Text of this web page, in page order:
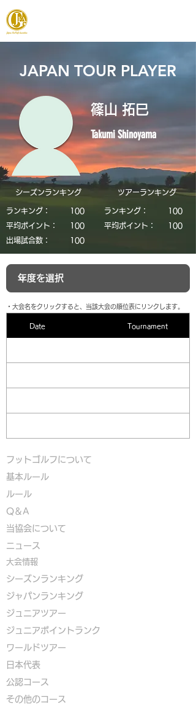
JAPAN TOUR PLAYER
篠山 拓巳
Takumi Shinoyama
シーズンランキング
ランキング：
​100
平均ポイント：
​100
​出場試合数：
​100
​ツアーランキング
ランキング：
​100
平均ポイント：
​100
​・大会名をクリックすると、当該大会の順位表にリンクします。
Date Tournament
フットゴルフについて
基本ルール
ルール
Q＆A
​当協会について
​ニュース
大会情報
シーズンランキング
ジャパンランキング
ジュニアツアー
ジュニアポイントランク
​ワールドツアー
​​日本代表
公認コース
​その他のコース